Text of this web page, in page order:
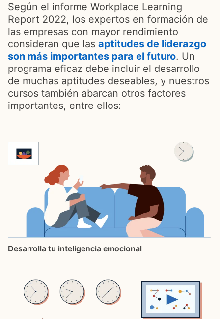
Según el informe Workplace Learning
Report 2022, los expertos en formación de
las empresas con mayor rendimiento
consideran que las aptitudes de liderazgo
son más importantes para el futuroopens in
. Un
programa eficaz debe incluir el desarrollo
de muchas aptitudes deseables, y nuestros
cursos también abarcan otros factores
importantes, entre ellos:
Desarrolla tu inteligencia emocional